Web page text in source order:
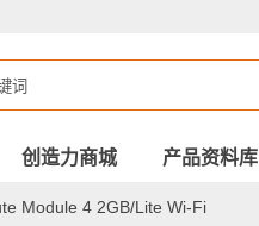
创造力商城 产品资料库
Module 4 2GB/Lite Wi-Fi